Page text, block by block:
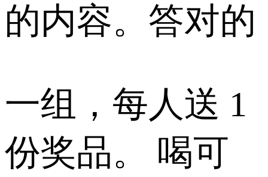
的内容。答对的
一组，每人送 1
份奖品。 喝可